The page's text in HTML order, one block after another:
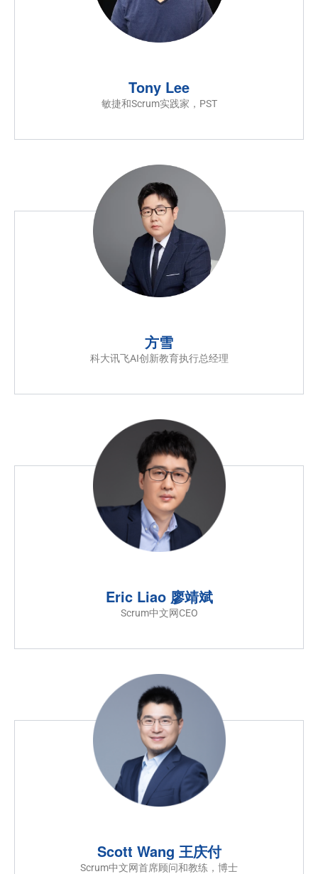
Tony Lee
敏捷和Scrum实践家，PST
方雪
科大讯飞AI创新教育执行总经理
Eric Liao 廖靖斌
Scrum中文网CEO
Scott Wang 王庆付
Scrum中文网首席顾问和教练，博士